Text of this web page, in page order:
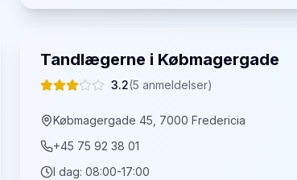
Tandlægerne i Købmagergade
3.2(5 anmeldelser)
Købmagergade 45, 7000 Fredericia
+45 75 92 38 01
I dag:08:00-17:00